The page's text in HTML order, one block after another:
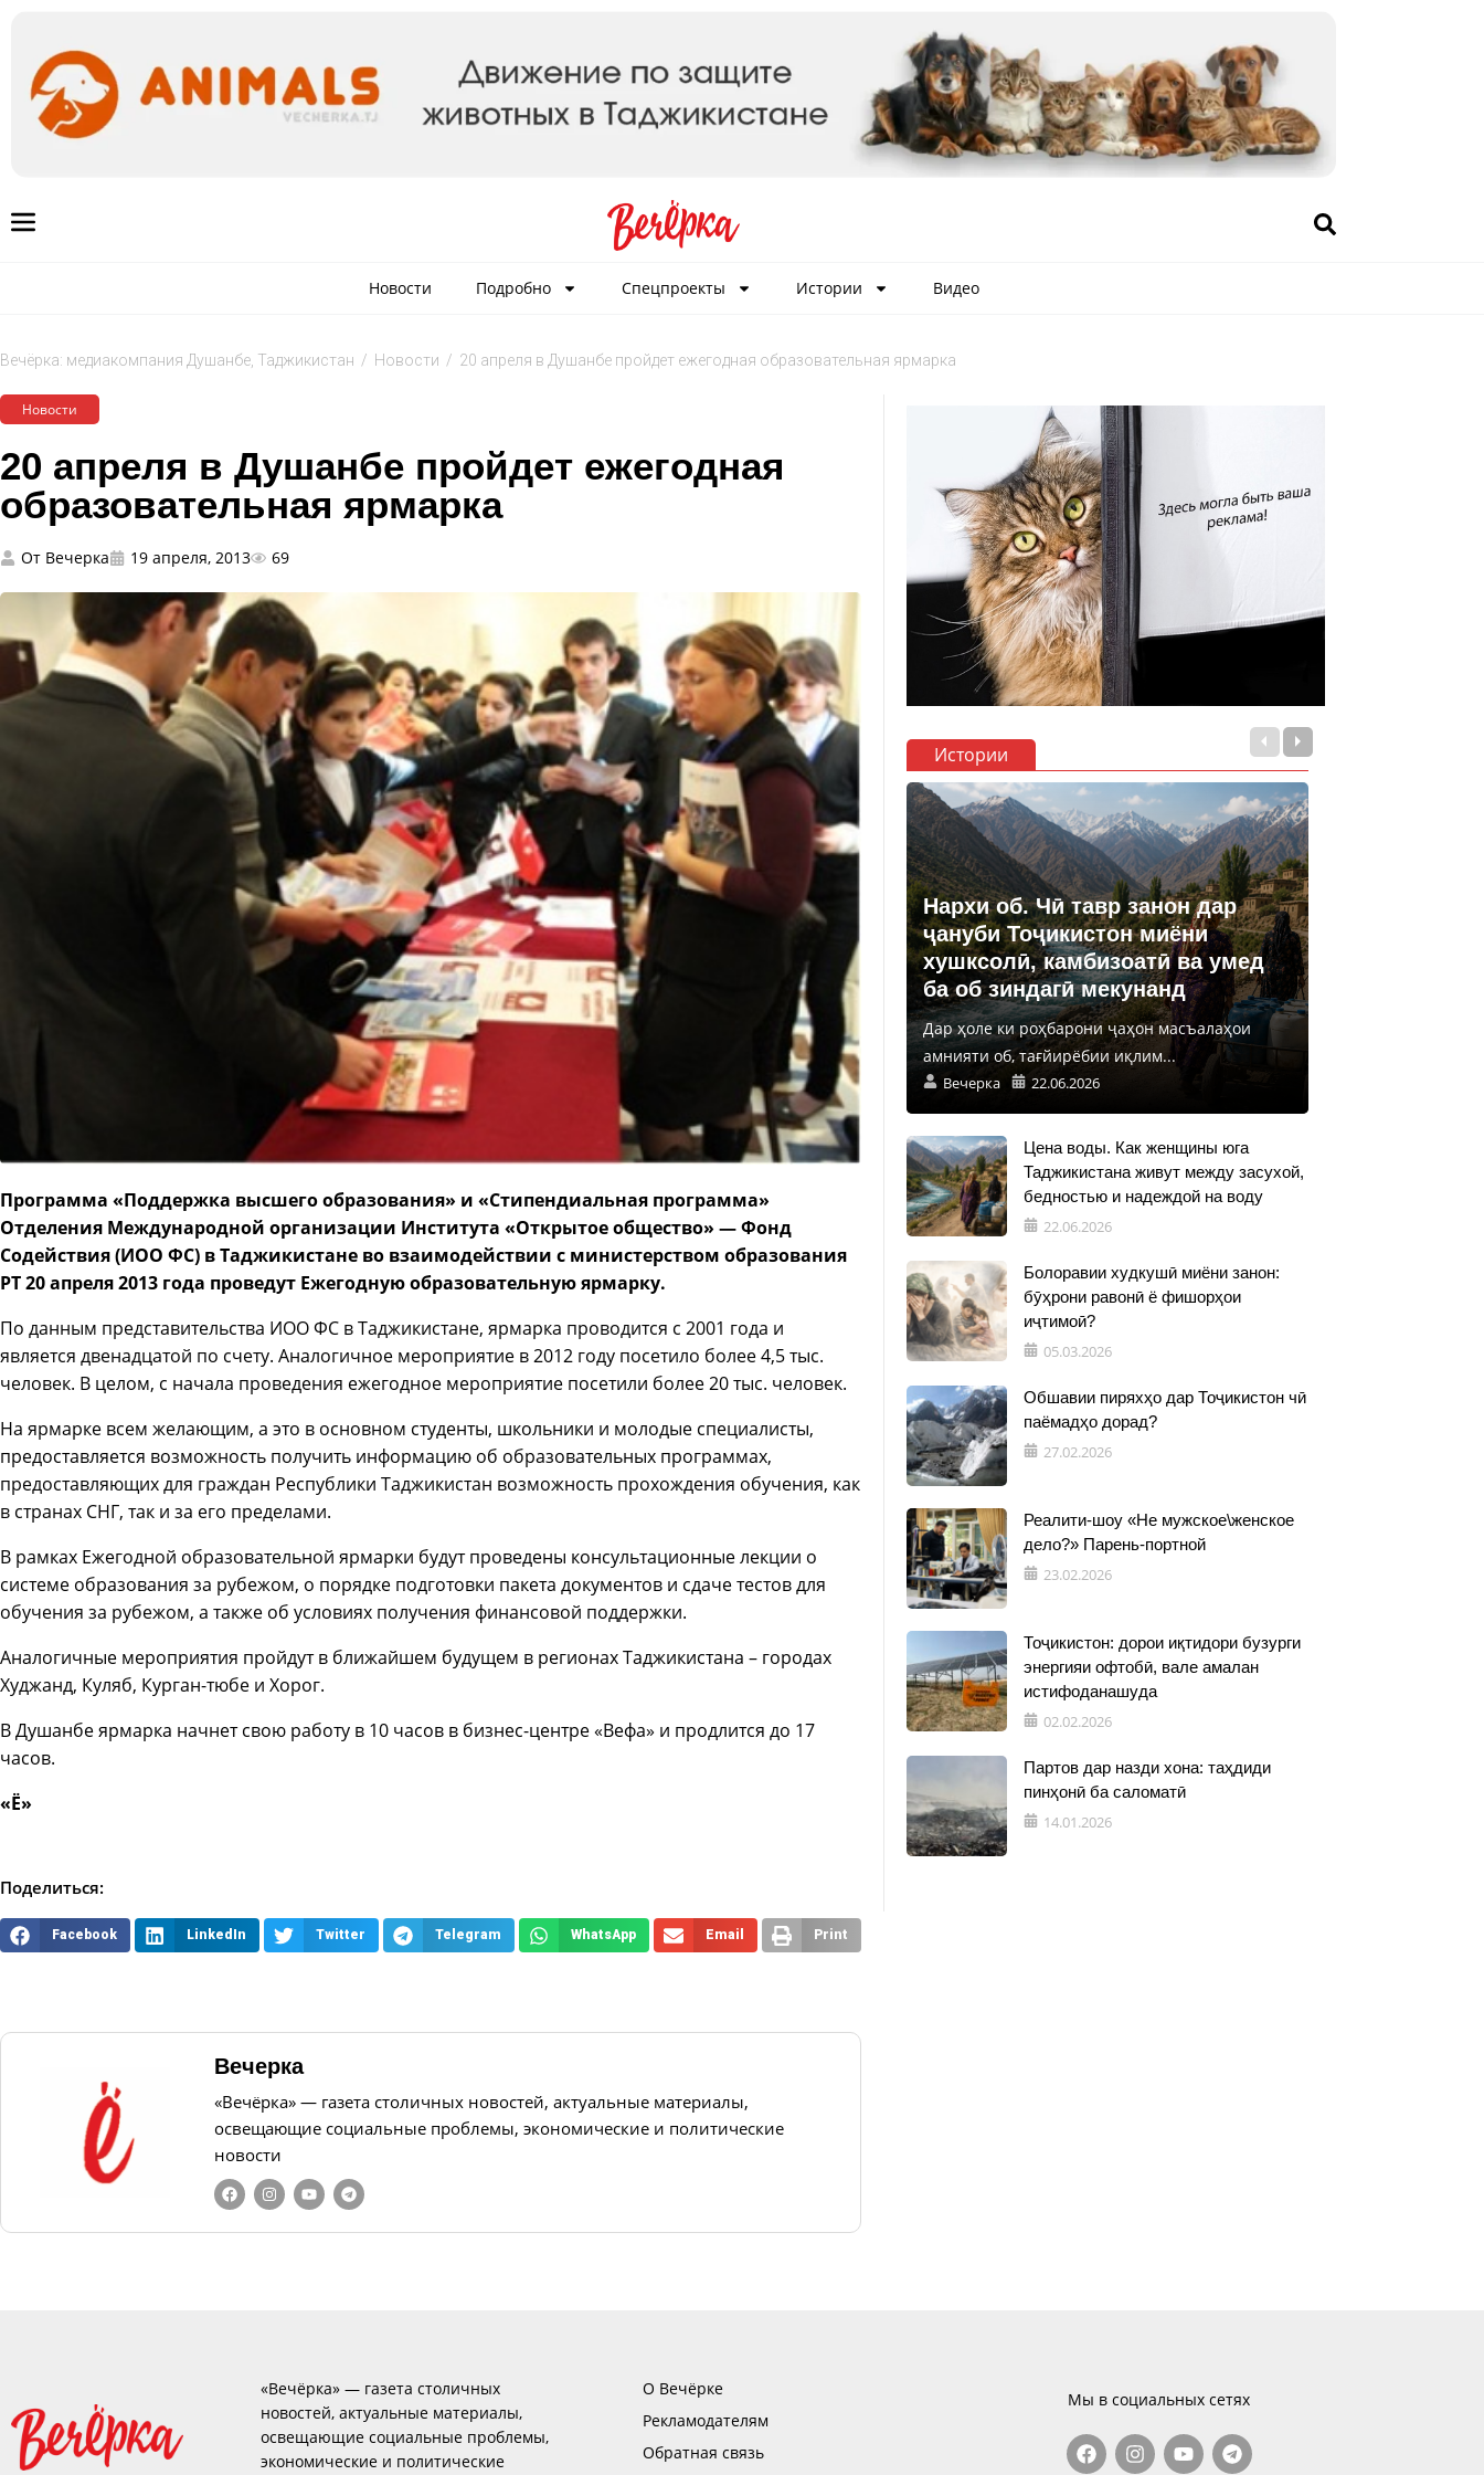
Новости Подробно Спецпроекты Истории Видео
Вечёрка: медиакомпания Душанбе, Таджикистан / Новости / 20 апреля в Душанбе пройдет ежегодная образовательная ярмарка
Новости
20 апреля в Душанбе пройдет ежегодная
образовательная ярмарка
От Вечерка 19 апреля, 2013 69
Программа «Поддержка высшего образования» и «Стипендиальная программа»
Отделения Международной организации Института «Открытое общество» — Фонд
Содействия (ИОО ФС) в Таджикистане во взаимодействии с министерством образования
РТ 20 апреля 2013 года проведут Ежегодную образовательную ярмарку.
По данным представительства ИОО ФС в Таджикистане, ярмарка проводится с 2001 года и
является двенадцатой по счету. Аналогичное мероприятие в 2012 году посетило более 4,5 тыс.
человек. В целом, с начала проведения ежегодное мероприятие посетили более 20 тыс. человек.
На ярмарке всем желающим, а это в основном студенты, школьники и молодые специалисты,
предоставляется возможность получить информацию об образовательных программах,
предоставляющих для граждан Республики Таджикистан возможность прохождения обучения, как
в странах СНГ, так и за его пределами.
В рамках Ежегодной образовательной ярмарки будут проведены консультационные лекции о
системе образования за рубежом, о порядке подготовки пакета документов и сдаче тестов для
обучения за рубежом, а также об условиях получения финансовой поддержки.
Аналогичные мероприятия пройдут в ближайшем будущем в регионах Таджикистана – городах
Худжанд, Куляб, Курган-тюбе и Хорог.
В Душанбе ярмарка начнет свою работу в 10 часов в бизнес-центре «Вефа» и продлится до 17
часов.
«Ё»
Поделиться:
Facebook LinkedIn Twitter Telegram WhatsApp Email Print
Вечерка
«Вечёрка» — газета столичных новостей, актуальные материалы,
освещающие социальные проблемы, экономические и политические
новости
Истории
Нархи об. Чӣ тавр занон дар
ҷануби Тоҷикистон миёни
хушксолӣ, камбизоатӣ ва умед
ба об зиндагӣ мекунанд
Дар ҳоле ки роҳбарони ҷаҳон масъалаҳои
амнияти об, тағйирёбии иқлим...
Вечерка 22.06.2026
Цена воды. Как женщины юга
Таджикистана живут между засухой,
бедностью и надеждой на воду
22.06.2026
Болоравии худкушӣ миёни занон:
бӯҳрони равонӣ ё фишорҳои
иҷтимоӣ?
05.03.2026
Обшавии пиряхҳо дар Тоҷикистон чӣ
паёмадҳо дорад?
27.02.2026
Реалити-шоу «Не мужское\женское
дело?» Парень-портной
23.02.2026
Тоҷикистон: дорои иқтидори бузурги
энергияи офтобӣ, вале амалан
истифоданашуда
02.02.2026
Партов дар назди хона: таҳдиди
пинҳонӣ ба саломатӣ
14.01.2026
«Вечёрка» — газета столичных
новостей, актуальные материалы,
освещающие социальные проблемы,
экономические и политические
О Вечёрке
Рекламодателям
Обратная связь
Мы в социальных сетях